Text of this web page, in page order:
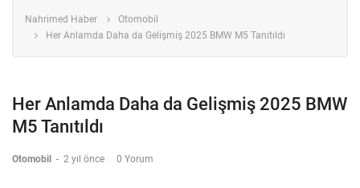
Nahrimed Haber
Otomobil
Her Anlamda Daha da Gelişmiş 2025 BMW M5 Tanıtıldı
Her Anlamda Daha da Gelişmiş 2025 BMW
M5 Tanıtıldı
Otomobil - 2 yıl önce 0 Yorum